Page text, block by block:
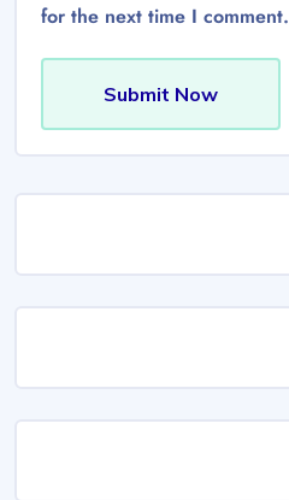
for the next time I comment.
Submit Now